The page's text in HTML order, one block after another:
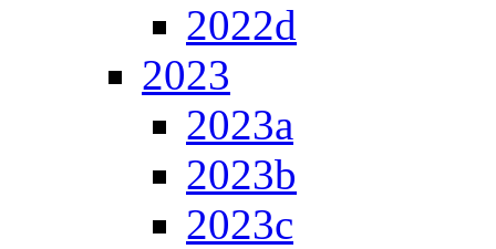
2022d
2023
2023a
2023b
2023c